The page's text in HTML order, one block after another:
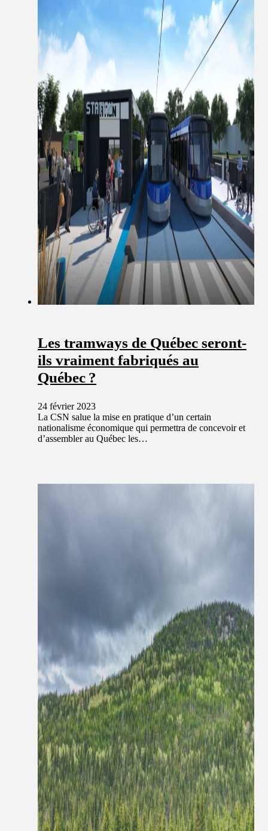
Les tramways de Québec seront-
ils vraiment fabriqués au
Québec ?
24 février 2023
La CSN salue la mise en pratique d’un certain
nationalisme économique qui permettra de concevoir et
d’assembler au Québec les…